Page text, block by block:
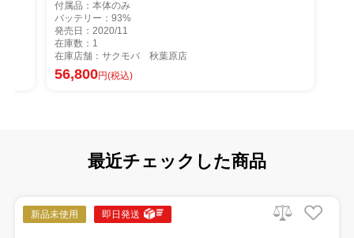
在庫店舗：サクモバ 秋葉原店
最近チェックした商品
新品未使用 即日発送